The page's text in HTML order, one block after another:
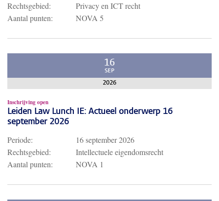
Rechtsgebied:
Privacy en ICT recht
Aantal punten:
NOVA 5
16
SEP
2026
Inschrijving open
Leiden Law Lunch IE: Actueel onderwerp 16
september 2026
Periode:
16 september 2026
Rechtsgebied:
Intellectuele eigendomsrecht
Aantal punten:
NOVA 1